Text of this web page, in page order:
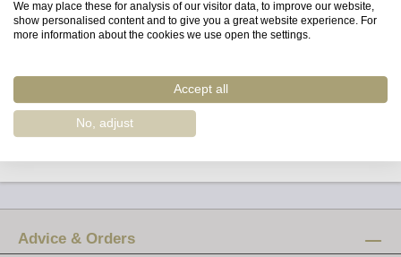
kostenlos.
Freitag, 17. Juni, 16 bis 21 Uhr
Samstag, 18. Juni, 14 bis 19 Uhr
Ort: Weingalerie, Pestalozzistrasse
Advice & Orders
We may place these for analysis of our visitor data, to improve our website,
show personalised content and to give you a great website experience. For
more information about the cookies we use open the settings.
Accept all
No, adjust